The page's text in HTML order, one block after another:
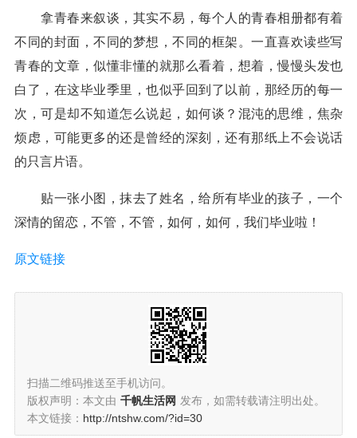
拿青春来叙谈，其实不易，每个人的青春相册都有着
不同的封面，不同的梦想，不同的框架。一直喜欢读些写
青春的文章，似懂非懂的就那么看着，想着，慢慢头发也
白了，在这毕业季里，也似乎回到了以前，那经历的每一
次，可是却不知道怎么说起，如何谈？混沌的思维，焦杂
烦虑，可能更多的还是曾经的深刻，还有那纸上不会说话
的只言片语。
贴一张小图，抹去了姓名，给所有毕业的孩子，一个
深情的留恋，不管，不管，如何，如何，我们毕业啦！
原文链接
扫描二维码推送至手机访问。
版权声明：本文由 千帆生活网 发布，如需转载请注明出处。
本文链接： http://ntshw.com/?id=30